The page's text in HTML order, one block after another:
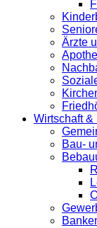
Ärzte
Wirtschaft &
Bau-